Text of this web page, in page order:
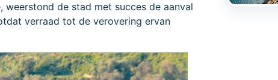
de stad met succes de aanval
verraad tot de verovering ervan